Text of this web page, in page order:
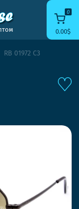
0
0.00$
RB 01972 С3